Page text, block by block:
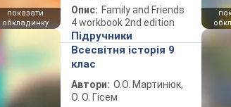
показати
обкладинку
Опис: Family and Friends
4 workbook 2nd edition
Підручники
Всесвітня історія 9
клас
Автори: О.О. Мартинюк,
О. О. Гісем